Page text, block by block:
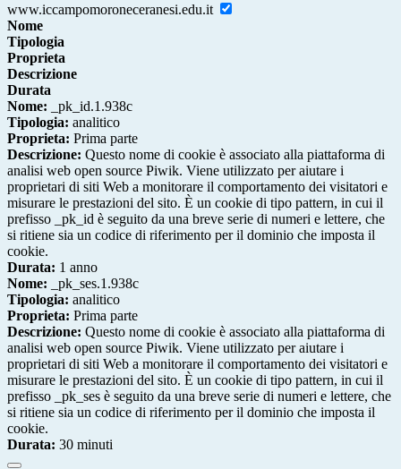
www.iccampomoroneceranesi.edu.it
Nome
Tipologia
Proprieta
Descrizione
Durata
Nome: _pk_id.1.938c
Tipologia: analitico
Proprieta: Prima parte
Descrizione: Questo nome di cookie è associato alla piattaforma di
analisi web open source Piwik. Viene utilizzato per aiutare i
proprietari di siti Web a monitorare il comportamento dei visitatori e
misurare le prestazioni del sito. È un cookie di tipo pattern, in cui il
prefisso _pk_id è seguito da una breve serie di numeri e lettere, che
si ritiene sia un codice di riferimento per il dominio che imposta il
cookie.
Durata: 1 anno
Nome: _pk_ses.1.938c
Tipologia: analitico
Proprieta: Prima parte
Descrizione: Questo nome di cookie è associato alla piattaforma di
analisi web open source Piwik. Viene utilizzato per aiutare i
proprietari di siti Web a monitorare il comportamento dei visitatori e
misurare le prestazioni del sito. È un cookie di tipo pattern, in cui il
prefisso _pk_ses è seguito da una breve serie di numeri e lettere, che
si ritiene sia un codice di riferimento per il dominio che imposta il
cookie.
Durata: 30 minuti